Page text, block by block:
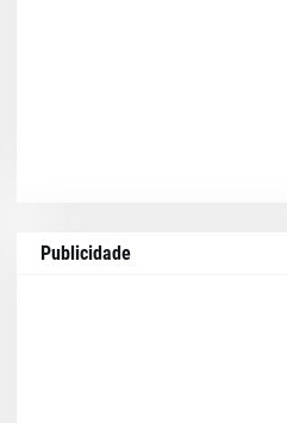
Publicidade